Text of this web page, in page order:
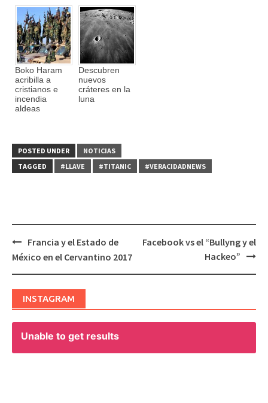
Boko Haram
acribilla a
cristianos e
incendia
aldeas
Descubren
nuevos
cráteres en la
luna
POSTED UNDER
NOTICIAS
TAGGED
#LLAVE #TITANIC #VERACIDADNEWS
Post
Francia y el Estado de
México en el Cervantino 2017
Facebook vs el “Bullyng y el
Hackeo”
INSTAGRAM
Unable to get results